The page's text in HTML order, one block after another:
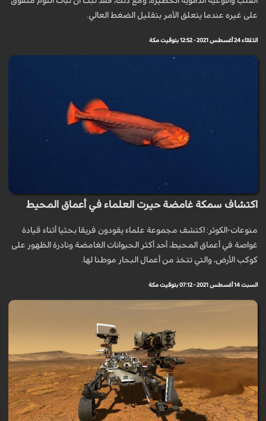
على غيره عندما يتعلق الأمر بتقليل الضغط العالي.
الثلاثاء 24 أغسطس 2021 - 12:52 بتوقيت مكة
اكتشاف سمكة غامضة حيرت العلماء في أعماق المحيط
منوعات-الكوثر: اكتشف مجموعة علماء يقودون فريقا بحثيا أثناء قيادة
غواصة في أعماق المحيط، أحد أكثر الحيوانات الغامضة ونادرة الظهور على
كوكب الأرض، والتي تتخذ من أعمال البحار موطنا لها.
السبت 14 أغسطس 2021 - 07:12 بتوقيت مكة